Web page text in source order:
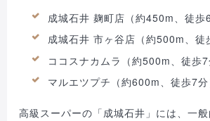
成城石井 麹町店（約450m、徒歩6
成城石井 市ヶ谷店（約500m、徒
ココスナカムラ（約500m、徒歩7
マルエツプチ（約600m、徒歩7分
高級スーパーの「成城石井」には、一